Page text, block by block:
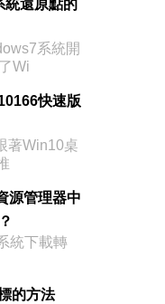
還原點的
系統開
Wi
快速版
著Win10桌
源管理器中
統下載轉
的方法